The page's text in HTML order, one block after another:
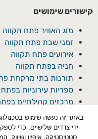
קישורים שימושים
מזג האוויר פתח תקווה
זמני שבת פתח תקווה
אירועים פתח תקווה
חניה בפתח תקווה
תורנות בתי מרקחת
ספריות עירוניות
מרכזים קהילתיים
ידי צדדים שלישיים, כדי
סטטיסטיקה, איפיון